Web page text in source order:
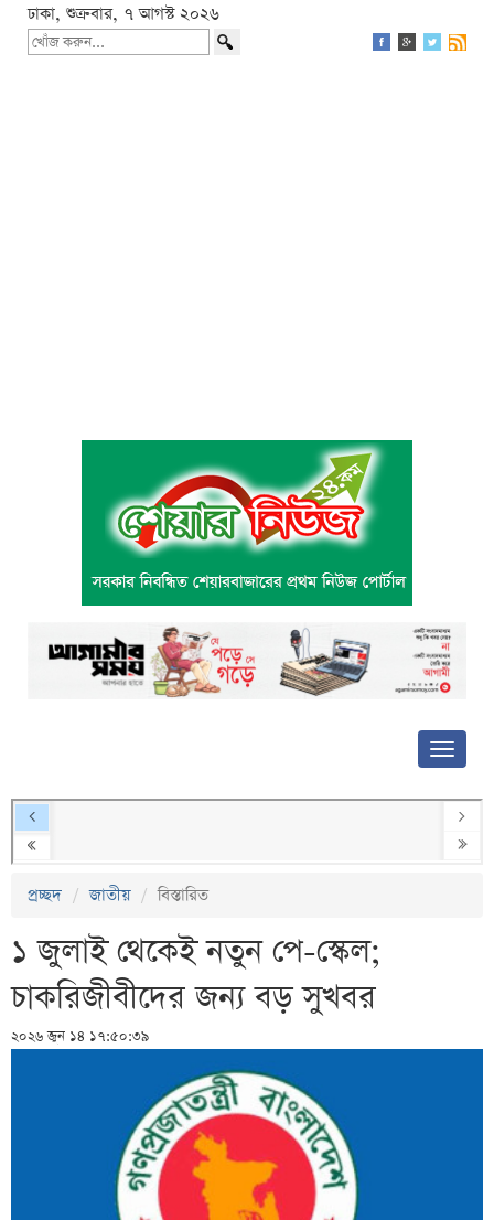
ঢাকা, শুক্রবার, ৭ আগস্ট ২০২৬
প্রচ্ছদ জাতীয় বিস্তারিত
১ জুলাই থেকেই নতুন পে-স্কেল;
চাকরিজীবীদের জন্য বড় সুখবর
২০২৬ জুন ১৪ ১৭:৫০:৩৯